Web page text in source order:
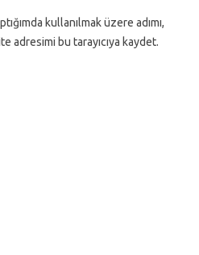
kullanılmak üzere adımı,
adresimi bu tarayıcıya kaydet.